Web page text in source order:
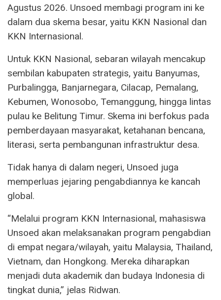
Agustus 2026. Unsoed membagi program ini ke
dalam dua skema besar, yaitu KKN Nasional dan
KKN Internasional.
Untuk KKN Nasional, sebaran wilayah mencakup
sembilan kabupaten strategis, yaitu Banyumas,
Purbalingga, Banjarnegara, Cilacap, Pemalang,
Kebumen, Wonosobo, Temanggung, hingga lintas
pulau ke Belitung Timur. Skema ini berfokus pada
pemberdayaan masyarakat, ketahanan bencana,
literasi, serta pembangunan infrastruktur desa.
Tidak hanya di dalam negeri, Unsoed juga
memperluas jejaring pengabdiannya ke kancah
global.
“Melalui program KKN Internasional, mahasiswa
Unsoed akan melaksanakan program pengabdian
di empat negara/wilayah, yaitu Malaysia, Thailand,
Vietnam, dan Hongkong. Mereka diharapkan
menjadi duta akademik dan budaya Indonesia di
tingkat dunia,” jelas Ridwan.